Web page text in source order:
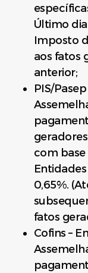
Último
Imposto
aos fatos
anterior;
PIS/
com base
0,65%.
fatos
Cofins –